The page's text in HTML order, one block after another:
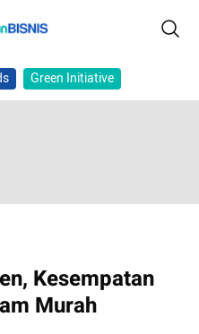
Green Initiative
Kesempatan
Murah